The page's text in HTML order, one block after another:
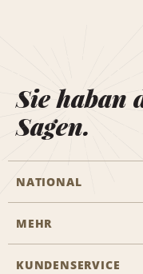
Sie haban
Sagen.
NATIONAL
Eine Reservierung
MEHR
Karriere
KUNDENSERVICE